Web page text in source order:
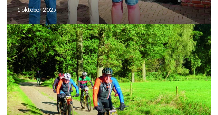
1 oktober 2025